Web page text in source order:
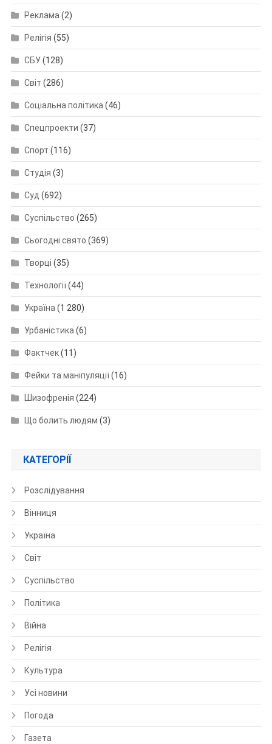
Реклама (2)
Релігія (55)
СБУ(128)
Світ (286)
Соціальна політика (46)
Спецпроекти (37)
Спорт (116)
Студія (3)
Суд (692)
Суспільство (265)
Сьогодні свято (369)
Творці (35)
Технології(44)
Україна (1 280)
Урбаністика (6)
Фактчек(11)
Фейки та маніпуляції(16)
Шизофренія (224)
Що болить людям (3)
КАТЕГОРІЇ
Розслідування
Вінниця
Україна
Світ
Суспільство
Політика
Війна
Релігія
Культура
Усі новини
Погода
Газета